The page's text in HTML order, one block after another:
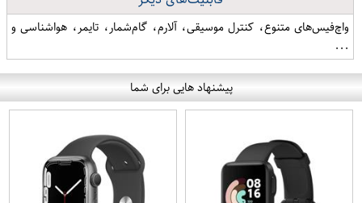
واچ‌فیس‌های متنوع، کنترل موسیقی، آلارم، گام‌شمار، تایمر، هواشناسی و
...
پیشنهاد هایی برای شما